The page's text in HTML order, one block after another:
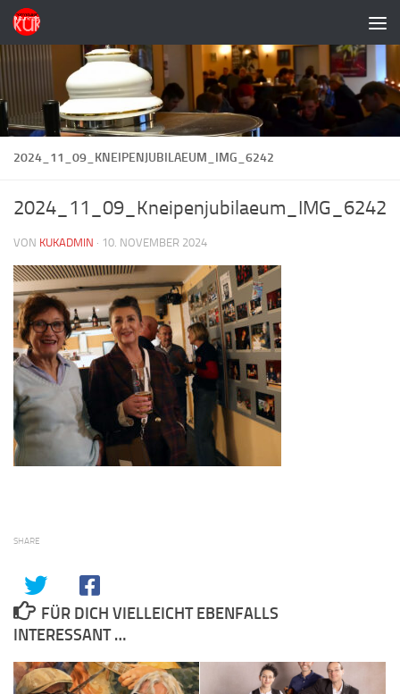
Zum Inhalt springen
2024_11_09_KNEIPENJUBILAEUM_IMG_6242
2024_11_09_Kneipenjubilaeum_IMG_6242
VON KUKADMIN · 10. NOVEMBER 2024
SHARE
FÜR DICH VIELLEICHT EBENFALLS
INTERESSANT …